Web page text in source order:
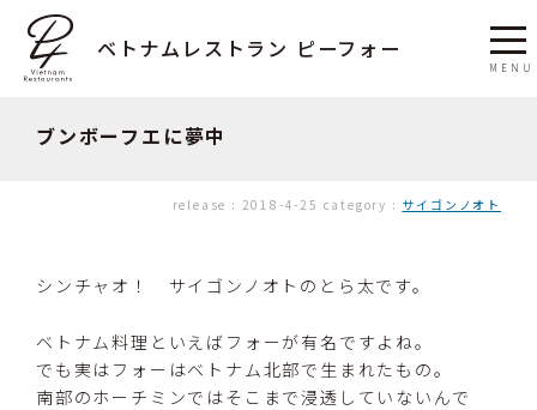
ベトナムレストラン ピーフォー
ブンボーフエに夢中
release : 2018-4-25 category : サイゴンノオト
シンチャオ！ サイゴンノオトのとら太です。
ベトナム料理といえばフォーが有名ですよね。
でも実はフォーはベトナム北部で生まれたもの。
南部のホーチミンではそこまで浸透していないんで